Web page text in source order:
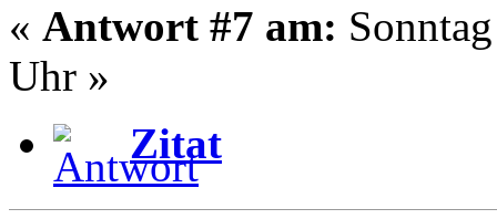
« Antwort #7 am:
Uhr »
Zitat